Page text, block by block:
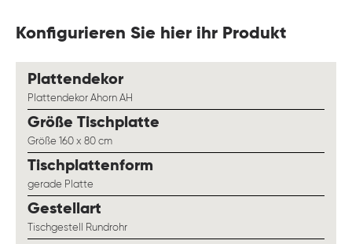
Konfigurieren Sie hier ihr Produkt
Plattendekorauswählen
Plattendekor Ahorn AH
Größe Tischplatte
Größe 160 x 80 cm
Tischplattenform
gerade Platte
Gestellart
Tischgestell Rundrohr